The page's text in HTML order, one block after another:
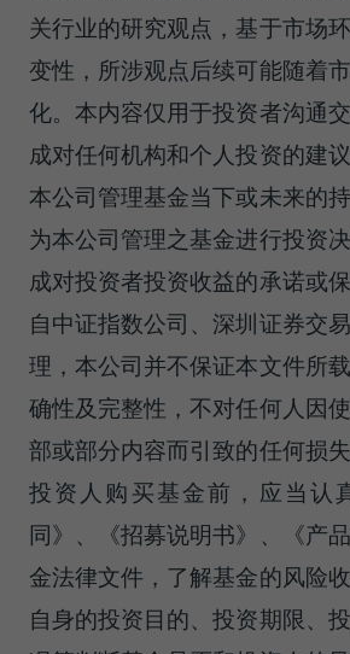
关行业的研究观点，基于市场
变性，所涉观点后续可能随着
化。本内容仅用于投资者沟通
成对任何机构和个人投资的建
本公司管理基金当下或未来的
为本公司管理之基金进行投资
成对投资者投资收益的承诺或
自中证指数公司、深圳证券交
理，本公司并不保证本文件所
确性及完整性，不对任何人因
部或部分内容而引致的任何损
投资人购买基金前，应当认
同》、《招募说明书》、《产
金法律文件，了解基金的风险
自身的投资目的、投资期限、